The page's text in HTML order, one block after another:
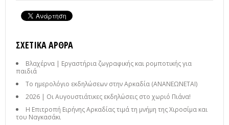
ΣΧΕΤΙΚΆ ΆΡΘΡΑ
Βλαχέρνα | Εργαστήρια ζωγραφικής και ρομποτικής για
παιδιά
Το ημερολόγιο εκδηλώσεων στην Αρκαδία (ΑΝΑΝΕΩΝΕΤΑΙ)
2026 | Οι Αυγουστιάτικες εκδηλώσεις στο χωριό Πιάνα!
Η Επιτροπή Ειρήνης Αρκαδίας τιμά τη μνήμη της Χιροσίμα και
του Ναγκασάκι